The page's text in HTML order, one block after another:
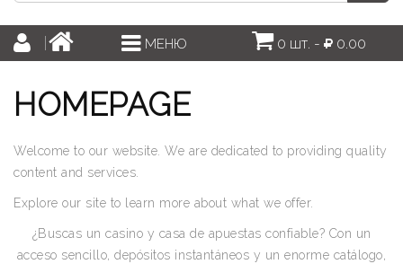
МЕНЮ 0 шт. - 0.00
HOMEPAGE
Welcome to our website. We are dedicated to providing quality
content and services.
Explore our site to learn more about what we offer.
¿Buscas un casino y casa de apuestas confiable? Con un
acceso sencillo, depósitos instantáneos y un enorme catálogo,